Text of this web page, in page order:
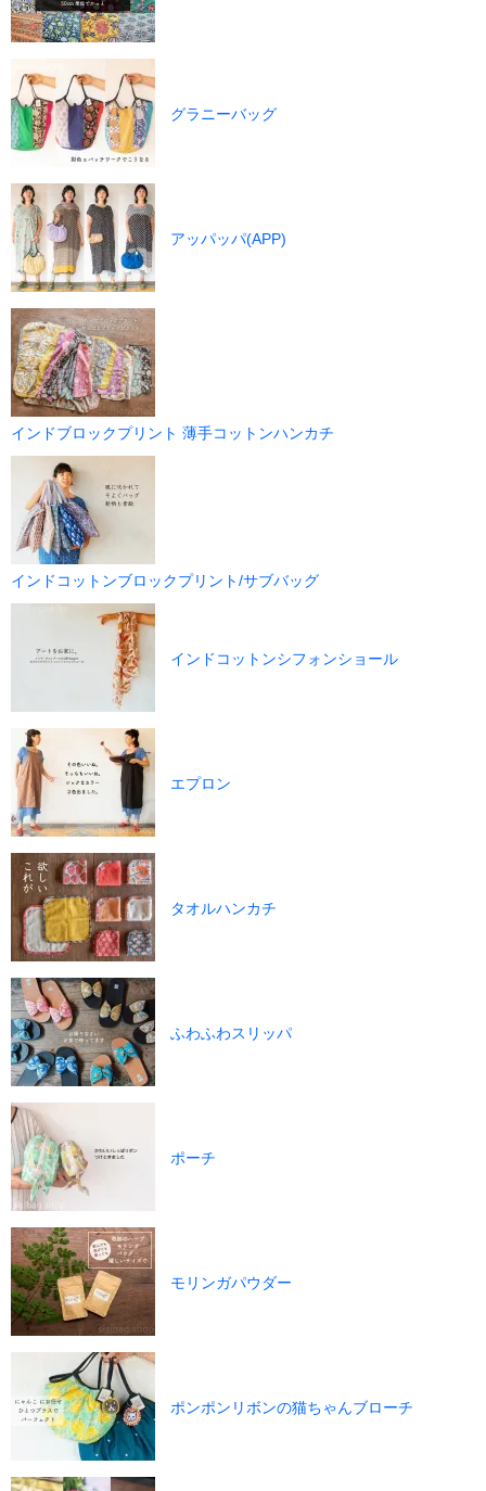
グラニーバッグ
アッパッパ(APP)
インドブロックプリント 薄手コットンハンカチ
インドコットンブロックプリント/サブバッグ
インドコットンシフォンショール
エプロン
タオルハンカチ
ふわふわスリッパ
ポーチ
モリンガパウダー
ポンポンリボンの猫ちゃんブローチ